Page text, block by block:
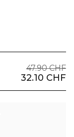
47.90 CHF
32.10 CHF